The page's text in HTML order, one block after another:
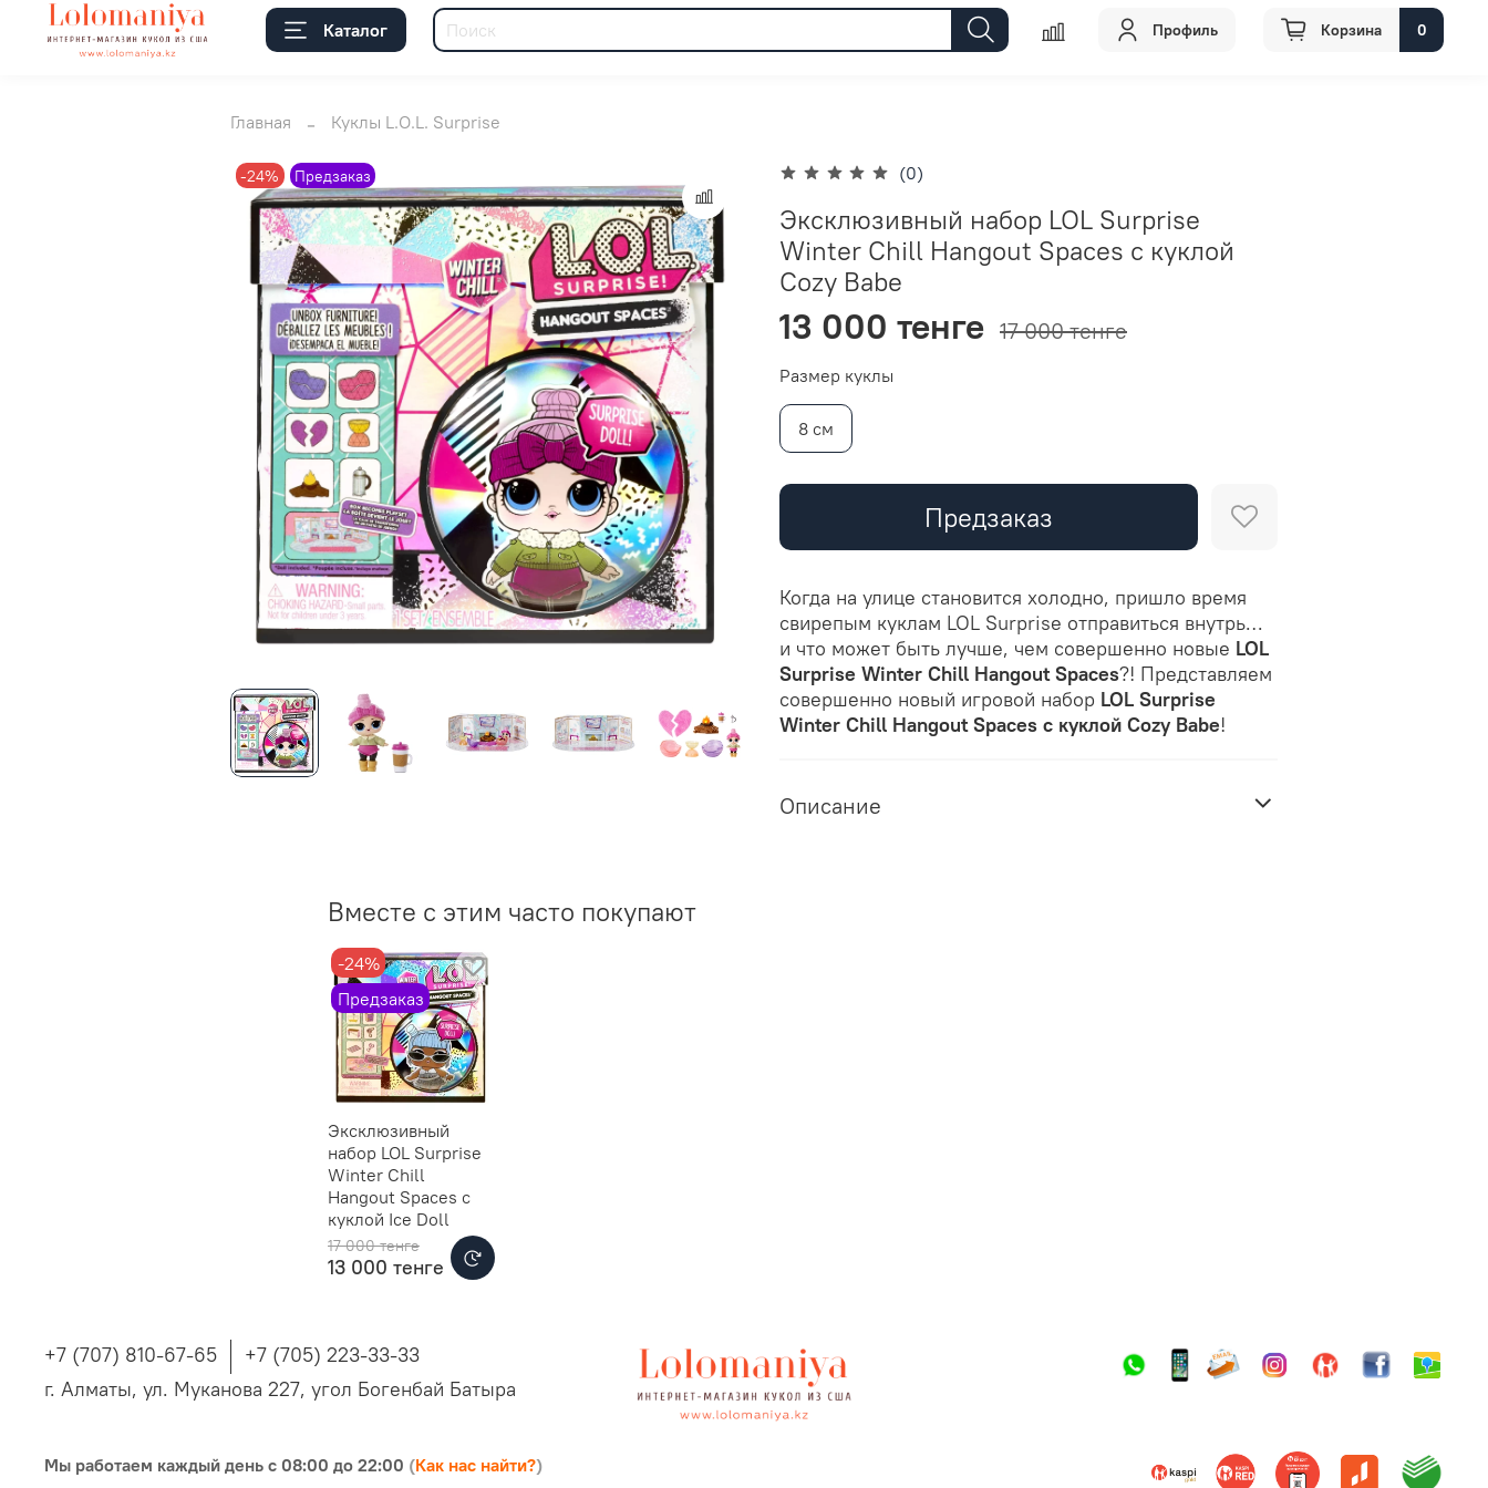
Каталог Профиль Корзина 0
Главная Куклы L.O.L. Surprise
-24% Предзаказ (0)
Эксклюзивный набор LOL Surprise
Winter Chill Hangout Spaces c куклой
Cozy Babe
13 000 тенге 17 000 тенге
Предзаказ
Размер куклы
8 см
Когда на улице становится холодно, пришло время
свирепым куклам LOL Surprise отправиться внутрь…
и что может быть лучше, чем совершенно новые LOL
Surprise Winter Chill Hangout Spaces?! Представляем
совершенно новый игровой набор LOL Surprise
Winter Chill Hangout Spaces с куклой Cozy Babe!
Описание
Вместе с этим часто покупают
-24%
Предзаказ
Эксклюзивный
набор LOL Surprise
Winter Chill
Hangout Spaces c
куклой Ice Doll
17 000 тенге
13 000 тенге
+7 (707) 810-67-65
+7 (705) 223-33-33
г. Алматы, ул. Муканова 227, угол Богенбай Батыра
Мы работаем каждый день с 08:00 до 22:00 (Как нас найти?)